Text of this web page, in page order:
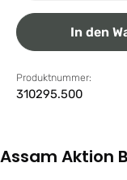
In den
Produktnummer:
310295.500
Assam Aktion